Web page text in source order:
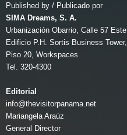
Published by / Publicado por
SIMA Dreams, S. A.
Urbanización Obarrio, Calle 57 Este,
Edificio P.H. Sortis Business Tower,
Piso 20, Workspaces
Tel. 320-4300
Editorial
info@thevisitorpanama.net
Mariangela Araúz
General Director